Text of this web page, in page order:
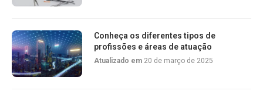
Conheça os diferentes tipos de
profissões e áreas de atuação
Atualizado em 20 de março de 2025